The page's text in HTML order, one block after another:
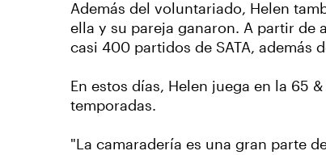
Además del voluntariado, Helen
ella y su pareja ganaron. A partir de
casi 400 partidos de SATA, además
En estos días, Helen juega en la 65
temporadas.
"La camaradería es una gran parte